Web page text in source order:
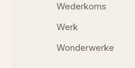
Wederkoms
Werk
Wonderwerke